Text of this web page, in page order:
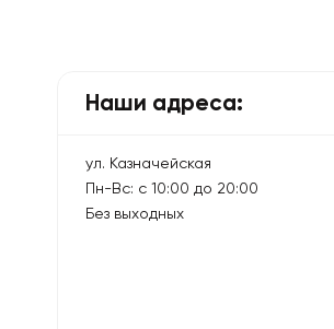
Наши адреса:
ул. Казначейская
Пн-Вс: с 10:00 до 20:00
Без выходных